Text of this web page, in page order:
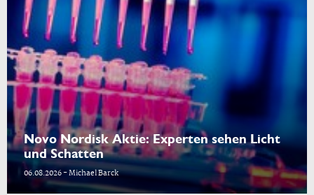
Novo Nordisk Aktie: Experten sehen Licht
und Schatten
06.08.2026 - Michael Barck